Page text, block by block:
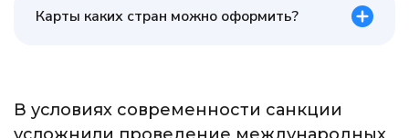
Карты каких стран можно оформить?
В условиях современности санкции